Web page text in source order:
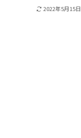
2022年5月15日